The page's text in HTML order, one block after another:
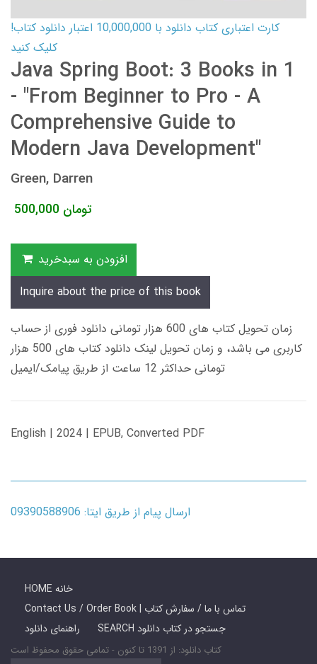
کارت اعتباری کتاب دانلود با 10,000,000 اعتبار دانلود کتاب!
کلیک کنید
Java Spring Boot: 3 Books in 1
- "From Beginner to Pro - A
Comprehensive Guide to
Modern Java Development"
Green, Darren
500,000 تومان
افزودن به سبدخرید
Inquire about the price of this book
زمان تحویل کتاب های 600 هزار تومانی دانلود فوری از حساب
کاربری می باشد، و زمان تحویل لینک دانلود کتاب های 500 هزار
تومانی حداکثر 12 ساعت از طریق پیامک/ایمیل
English | 2024 | EPUB, Converted PDF
ارسال پیام از طریق ایتا: 09390588906
HOME خانه
Contact Us / Order Book | تماس با ما / سفارش کتاب
راهنمای دانلود
SEARCH جستجو در کتاب دانلود
کتاب دانلود: از 1391 تا کنون - تمامی حقوق محفوظ است